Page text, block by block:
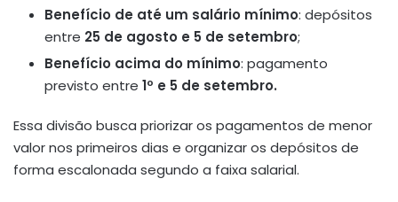
Benefício de até um salário mínimo: depósitos
entre 25 de agosto e 5 de setembro;
Benefício acima do mínimo: pagamento
previsto entre 1º e 5 de setembro.
Essa divisão busca priorizar os pagamentos de menor
valor nos primeiros dias e organizar os depósitos de
forma escalonada segundo a faixa salarial.